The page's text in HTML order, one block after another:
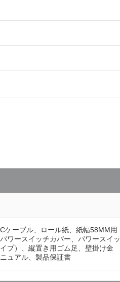
ケーブル、ロール紙、紙幅58MM用
ワースイッチカバー、パワースイッ
プ）、縦置き用ゴム足、壁掛け金
ュアル、製品保証書